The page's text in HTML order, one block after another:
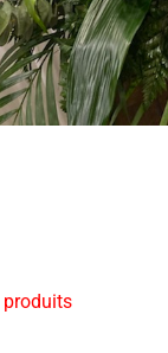
produits